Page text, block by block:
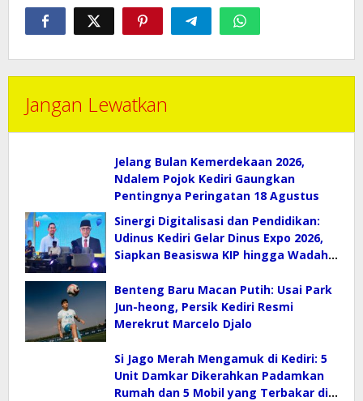
Jangan Lewatkan
Jelang Bulan Kemerdekaan 2026,
Ndalem Pojok Kediri Gaungkan
Pentingnya Peringatan 18 Agustus
Sinergi Digitalisasi dan Pendidikan:
Udinus Kediri Gelar Dinus Expo 2026,
Siapkan Beasiswa KIP hingga Wadah
Benteng Baru Macan Putih: Usai Park
Jun-heong, Persik Kediri Resmi
Merekrut Marcelo Djalo
Si Jago Merah Mengamuk di Kediri: 5
Unit Damkar Dikerahkan Padamkan
Rumah dan 5 Mobil yang Terbakar di